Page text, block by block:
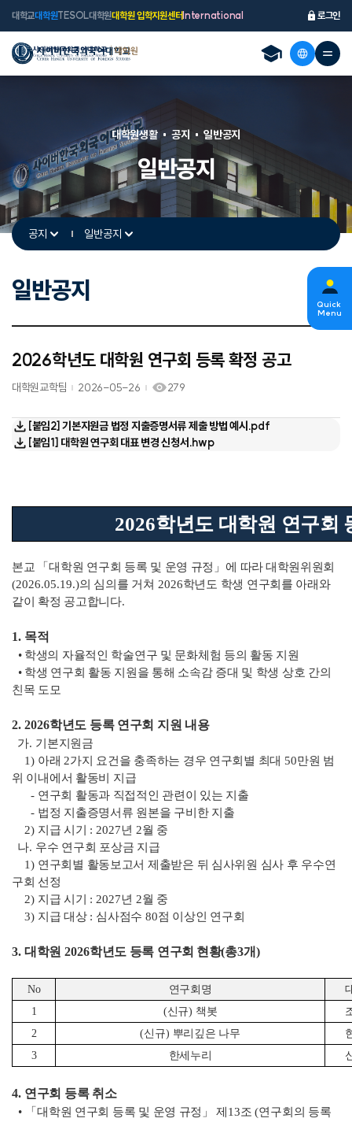
대학교대학원TESOL대학원대학원 입학지원센터 International 로그인
일반공지
대학원생활 공지 일반공지
공지 일반공지
일반공지
2026학년도 대학원 연구회 등록 확정 공고
대학원교학팀 2026-05-26 279
[붙임2] 기본지원금 법정 지출증명서류 제출 방법 예시.pdf
[붙임1] 대학원 연구회 대표 변경 신청서.hwp
2026학년도 대학원 연구회
본교 「대학원 연구회 등록 및 운영 규정 」 에 따라대학원위원회
(2026.05.19.)의 심의를 거쳐 2026학년도 학생 연구회를 아래와
같이 확정 공고합니다.
1. 목적
• 학생의 자율적인 학술연구 및 문화체험 등의 활동 지원
• 학생 연구회 활동 지원을 통해 소속감 증대 및 학생 상호 간의
친목 도모
2. 2026학년도 등록 연구회 지원 내용
가. 기본지원금
1) 아래 2가지 요건을 충족하는 경우 연구회별 최대 50만원 범
위 이내에서 활동비 지급
- 연구회 활동과 직접적인 관련이 있는 지출
- 법정 지출증명서류 원본을 구비한 지출
2) 지급 시기 : 2027년 2월 중
나. 우수 연구회 포상금 지급
1) 연구회별 활동보고서 제출받은 뒤 심사위원 심사 후 우수연
구회 선정
2) 지급 시기 : 2027년 2월 중
3) 지급 대상 : 심사점수 80점 이상인 연구회
3. 대학원 2026학년도 등록 연구회 현황(총3개)
No 연구회명
1
(신규) 책봇
2
(신규) 뿌리깊은 나무
3
한세누리
4. 연구회 등록 취소
• 「대학원 연구회 등록 및 운영 규정 」 제 13조 (연구회의 등록
Quick
Menu